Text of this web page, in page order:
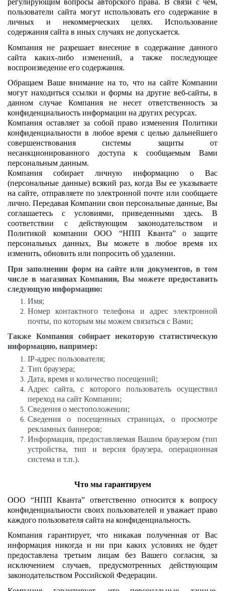
регулирующим вопросы авторского права. В связи с чем,
пользователи сайта могут использовать его содержание в
личных и некоммерческих целях. Использование
содержания сайта в иных случаях не допускается.
Компания не разрешает внесение в содержание данного
сайта каких-либо изменений, а также последующее
воспроизведение его содержания.
Обращаем Ваше внимание на то, что на сайте Компании
могут находиться ссылки и формы на другие веб-сайты, в
данном случае Компания не несет ответственность за
конфиденциальность информации на других ресурсах.
Компания оставляет за собой право изменения Политики
конфиденциальности в любое время с целью дальнейшего
совершенствования системы защиты от
несанкционированного доступа к сообщаемым Вами
персональным данным.
Компания собирает личную информацию о Вас
(персональные данные) всякий раз, когда Вы ее указываете
на сайте, отправляете по электронной почте или сообщаете
лично. Передавая Компании свои персональные данные, Вы
соглашаетесь с условиями, приведенными здесь. В
соответствии с действующим законодательством и
Политикой компании ООО “НПП Кванта” о защите
персональных данных, Вы можете в любое время их
изменить, обновить или попросить об удалении.
При заполнении форм на сайте или документов, в том
числе в магазинах Компании, Вы можете предоставить
следующую информацию:
Имя;
Номер контактного телефона и адрес электронной
почты, по которым мы можем связаться с Вами;
Также Компания собирает некоторую статистическую
информацию, например:
IP-адрес пользователя;
Тип браузера;
Дата, время и количество посещений;
Адрес сайта, с которого пользователь осуществил
переход на сайт Компании;
Сведения о местоположении;
Сведения о посещенных страницах, о просмотре
рекламных баннеров;
Информация, предоставляемая Вашим браузером (тип
устройства, тип и версия браузера, операционная
система и т.п.).
Что мы гарантируем
ООО “НПП Кванта” ответственно относится к вопросу
конфиденциальности своих пользователей и уважает право
каждого пользователя сайта на конфиденциальность.
Компания гарантирует, что никакая полученная от Вас
информация никогда и ни при каких условиях не будет
предоставлена третьим лицам без Вашего согласия, за
исключением случаев, предусмотренных действующим
законодательством Российской Федерации.